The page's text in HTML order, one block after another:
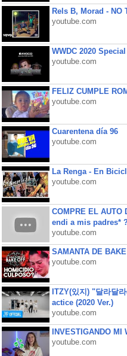
Rels B, Morad - NO
youtube.com
WWDC 2020
youtube.com
FELIZ CUMPLE
youtube.com
Cuarentena día 96
youtube.com
La Renga - En
youtube.com
COMPRE EL AUTO
endi a mis padres*
youtube.com
SAMANTA DE
youtube.com
ITZY(있지) "달라달
actice (2020 Ver.)
youtube.com
INVESTIGANDO MI
youtube.com